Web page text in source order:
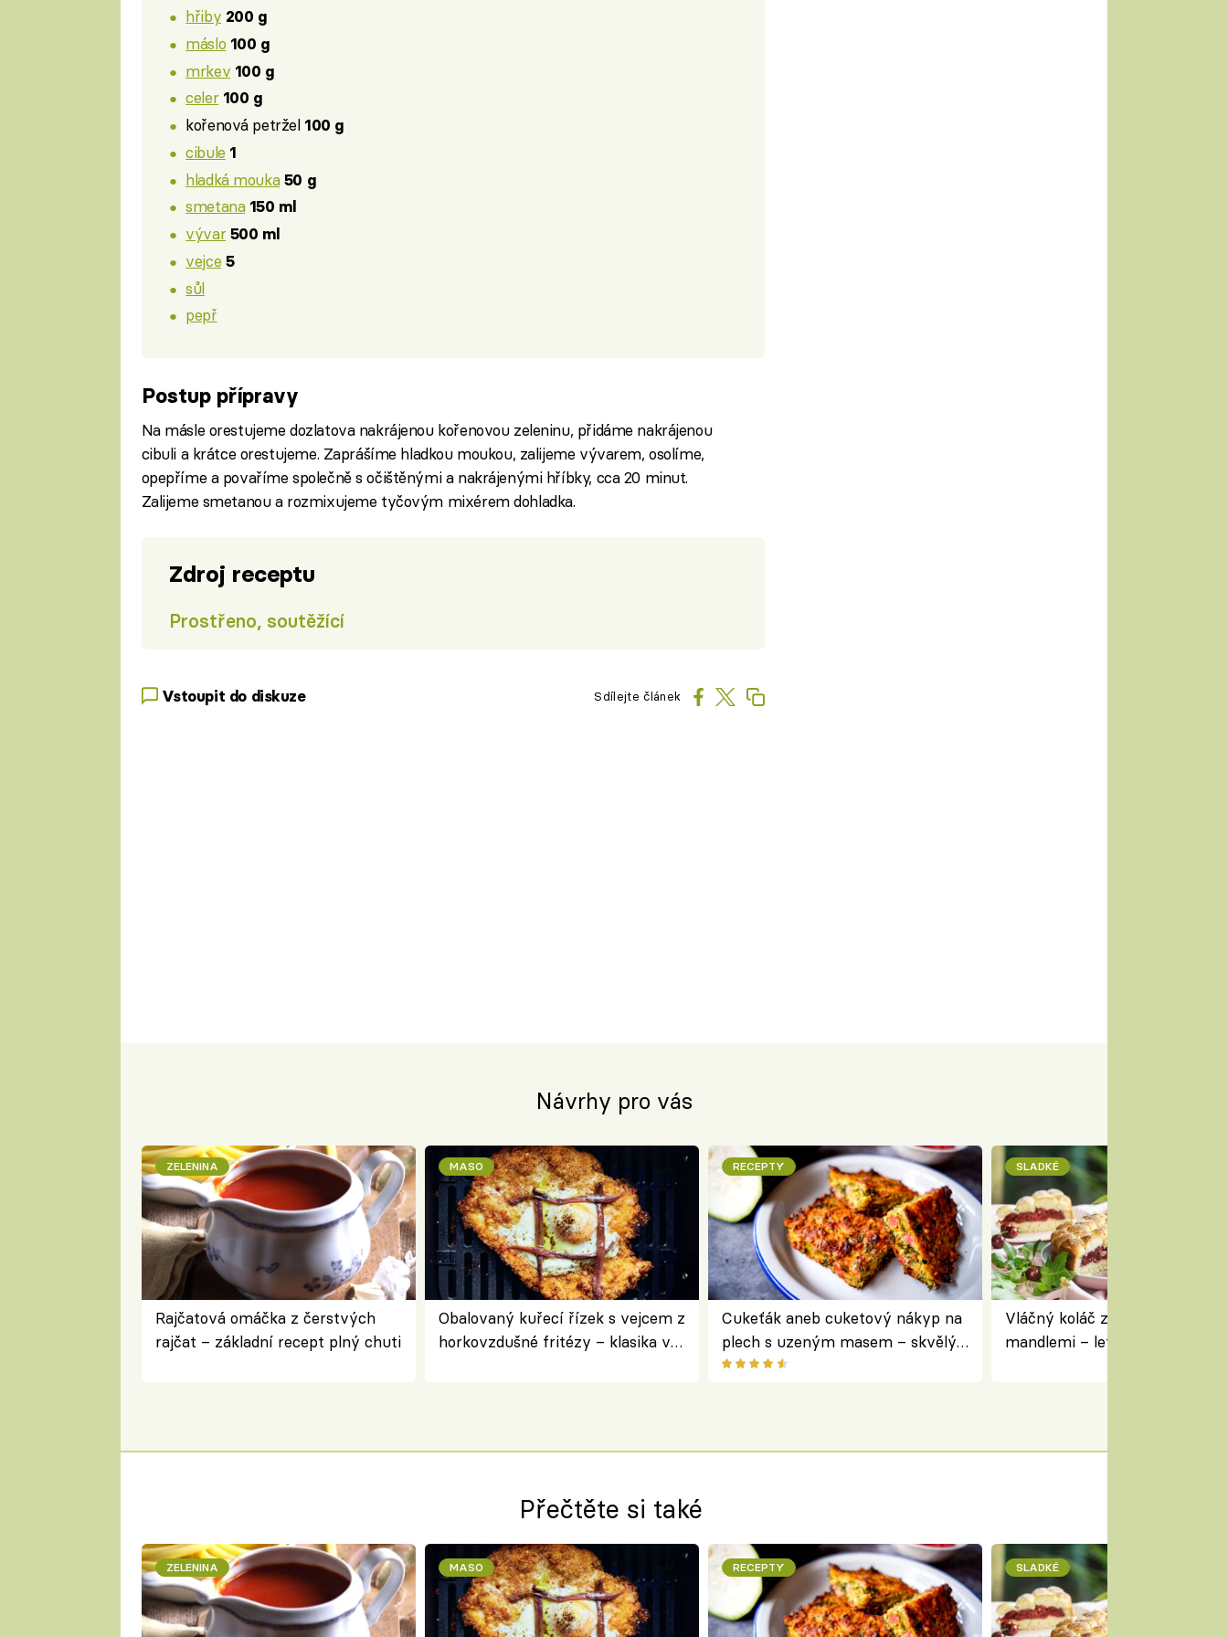
hřiby 200 g
máslo 100 g
mrkev 100 g
celer 100 g
kořenová petržel 100 g
cibule 1
hladká mouka 50 g
smetana 150 ml
vývar 500 ml
vejce 5
sůl
pepř
Postup přípravy
Na másle orestujeme dozlatova nakrájenou kořenovou zeleninu, přidáme nakrájenou
cibuli a krátce orestujeme. Zaprášíme hladkou moukou, zalijeme vývarem, osolíme,
opepříme a povaříme společně s očištěnými a nakrájenými hříbky, cca 20 minut.
Zalijeme smetanou a rozmixujeme tyčovým mixérem dohladka.
Zdroj receptu
Prostřeno, soutěžící
Vstoupit do diskuze Sdílejte článek
Návrhy pro vás
ZELENINA
Rajčatová omáčka z čerstvých
rajčat – základní recept plný chuti
MASO
Obalovaný kuřecí řízek s vejcem z
horkovzdušné fritézy – klasika v
RECEPTY
Cukeťák aneb cuketový nákyp na
plech s uzeným masem – skvělý
způsob, jak zpracovat přerostlé
SLADKÉ
Vláčný koláč z jogurtu s
mandlemi – letní moučník ke
Přečtěte si také
ZELENINA MASO RECEPTY SLADKÉ